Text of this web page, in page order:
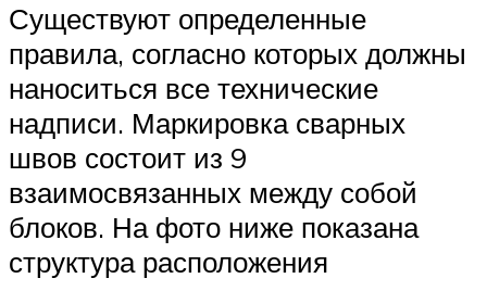
Существуют определенные
правила, согласно которых должны
наноситься все технические
надписи. Маркировка сварных
швов состоит из 9
взаимосвязанных между собой
блоков. На фото ниже показана
структура расположения